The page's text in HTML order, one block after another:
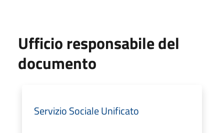
Ufficio responsabile del
documento
Servizio Sociale Unificato